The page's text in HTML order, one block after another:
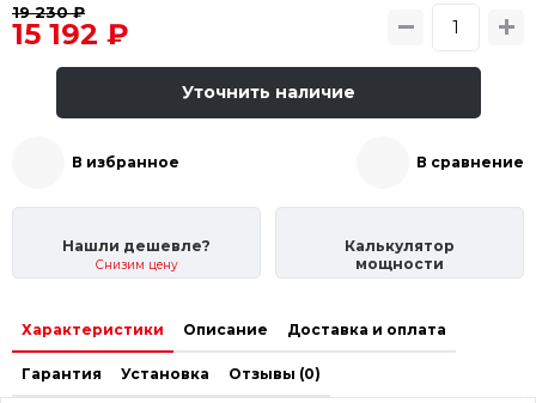
19 230 ₽
15 192 ₽
Уточнить наличие
В избранное В сравнение
Нашли дешевле?
Снизим цену
Калькулятор
мощности
Характеристики Описание Доставка и оплата
Гарантия Установка Отзывы (0)